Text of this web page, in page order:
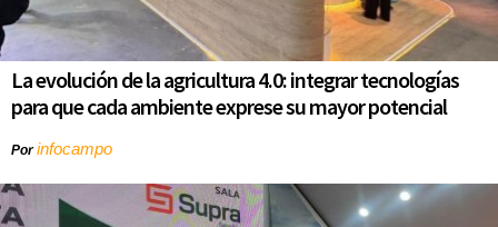
La evolución de la agricultura 4.0: integrar tecnologías
para que cada ambiente exprese su mayor potencial
Porinfocampo